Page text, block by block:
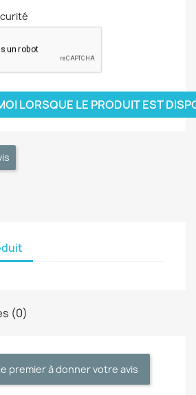
LORSQUE LE PRODUIT EST
(0)
premier à donner votre avis